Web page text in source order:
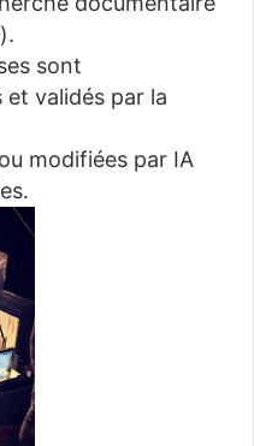
sont
validés par la
modifiées par IA